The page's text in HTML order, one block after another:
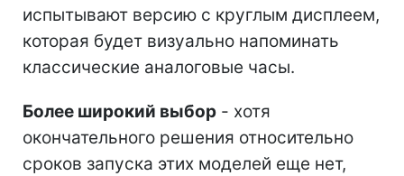
испытывают версию с круглым дисплеем,
которая будет визуально напоминать
классические аналоговые часы.
Более широкий выбор - хотя
окончательного решения относительно
сроков запуска этих моделей еще нет,